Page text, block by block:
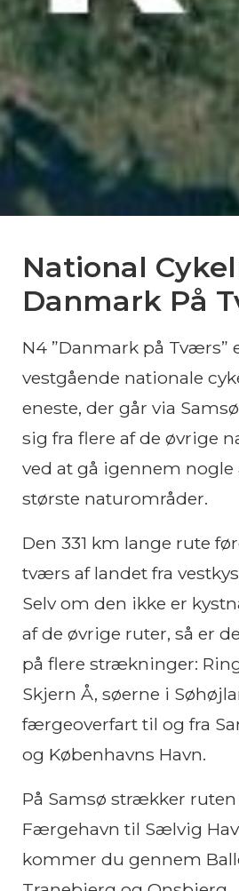
National
Danmark På
N4 ”Danmark på Tværs”
vestgående nationale
eneste, der går via
sig fra flere af de øvrige
ved at gå igennem nogle
største naturområder.
Den 331 km lange rute
tværs af landet fra
Selv om den ikke er
af de øvrige ruter, så er
på flere strækninger:
Skjern Å, søerne i
færgeoverfart til og fra
og Københavns Havn.
På Samsø strækker ruten
Færgehavn til Sælvig
kommer du gennem